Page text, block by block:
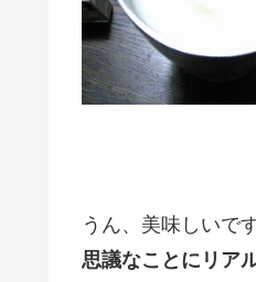
うん、美味しいで
思議なことにリア